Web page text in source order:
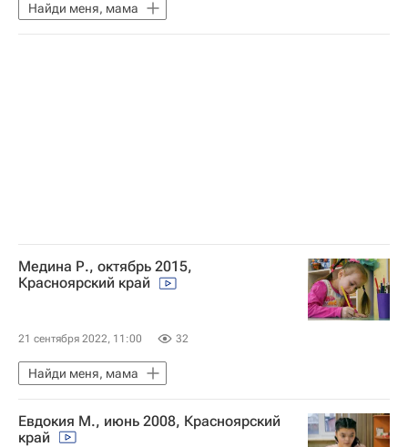
Найди меня, мама
Медина Р., октябрь 2015,
Красноярский край
21 сентября 2022, 11:00 32
Найди меня, мама
Евдокия М., июнь 2008, Красноярский
край